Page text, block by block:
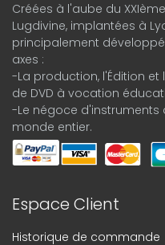
Créées à l'aube du
Lugdivine, implantées à
principalement
axes :
-La production, l'Édition et
de DVD à vocation
-Le négoce
monde entier.
Espace Client
Historique de commande